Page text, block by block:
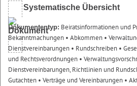
Systematische Übersicht
Dokumententyp: Beiratsinformationen und
Bekanntmachungen • Abkommen •
Dienstvereinbarungen • Rundschreiben •
und Rechtsverordnungen •
Dienstvereinbarungen, Richtlinien und
Gutachten • Verträge und Vereinbarungen •